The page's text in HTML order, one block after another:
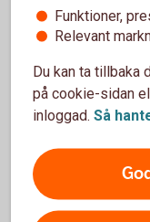
Var uppmärksam
för andra användare
Skåne eller annan
Vi skickar aldrig ut
internetbanken via
från någon som
oss omedelbart.
Funktioner,
Relevant
Du kan ta tillbaka
på cookie-sidan
inloggad. Så